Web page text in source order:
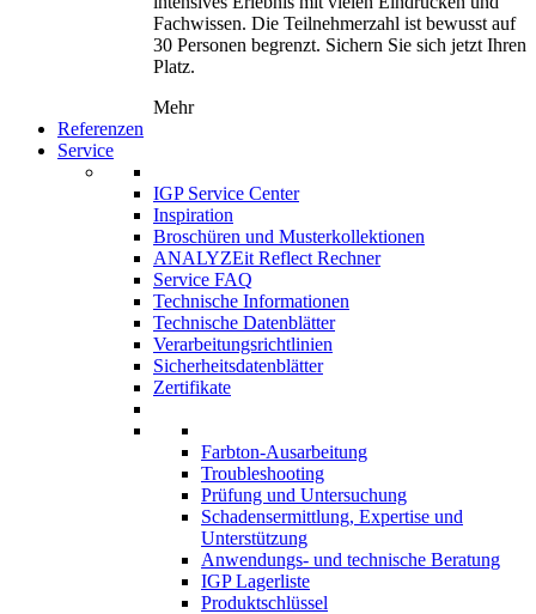
Fachwissen. Die Teilnehmerzahl ist bewusst auf
30 Personen begrenzt. Sichern Sie sich jetzt Ihren
Platz.
Mehr
Referenzen
Service
IGP Service Center
Inspiration
Broschüren und Musterkollektionen
ANALYZEit Reflect Rechner
Service FAQ
Technische Informationen
Technische Datenblätter
Verarbeitungsrichtlinien
Sicherheitsdatenblätter
Zertifikate
Farbton-Ausarbeitung
Troubleshooting
Prüfung und Untersuchung
Schadensermittlung, Expertise und
Unterstützung
Anwendungs- und technische Beratung
IGP Lagerliste
Produktschlüssel